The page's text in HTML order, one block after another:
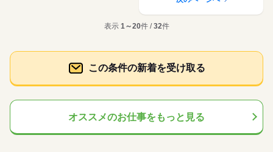
表示 1～20件 /32件
この条件の新着を受け取る
オススメのお仕事をもっと見る